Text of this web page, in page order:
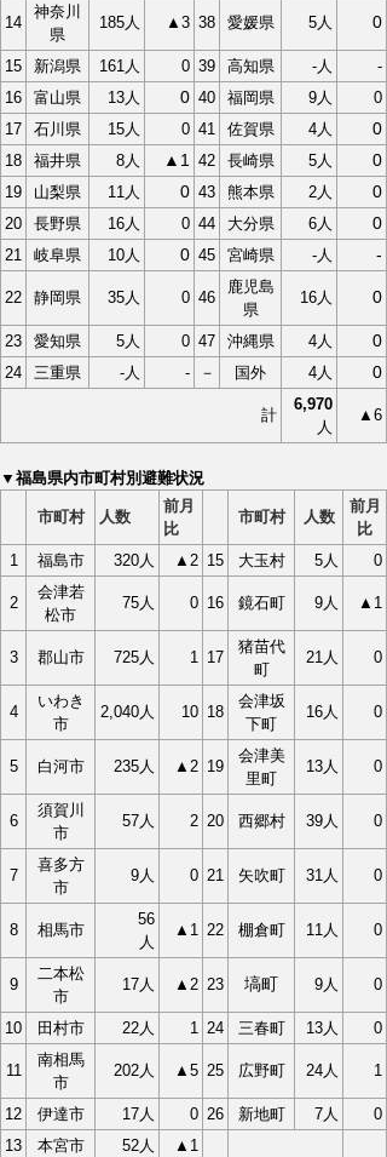
14
神奈川
県
185人 ▲3 38 愛媛県 5人 0
15 新潟県 161人 0 39 高知県 -人
-
16
富山県 13人 0 40 福岡県 9人
0
17
石川県 15人 0 41 佐賀県 4人 0
18 福井県 8人 ▲1 42 長崎県 5人 0
19 山梨県 11人 0 43 熊本県 2人 0
20 長野県 16人 0 44 大分県 6人 0
21 岐阜県 10人 0 45 宮崎県 -人 -
22 静岡県 35人 0 46
鹿児島
県
16人 0
23 愛知県 5人 0 47 沖縄県 4人 0
24 三重県 -人 - － 国外 4人 0
計
6,970
人
▲6
▼福島県内市町村別避難状況
市町村 人数
前月
比
市町村 人数
前月
比
1
福島市 320人 ▲2 15 大玉村 5人 0
2
会津若
松市
75人 0 16 鏡石町 9人 ▲1
3 郡山市 725人 1 17
猪苗代
町
21人 0
4
いわき
市
2,040人 10 18
会津坂
下町
16人 0
5 白河市 235人 ▲2 19
会津美
里町
13人 0
6
須賀川
市
57人 2 20 西郷村 39人 0
7
喜多方
市
9人 0 21 矢吹町 31人 0
8 相馬市
56
人
▲1 22 棚倉町 11人 0
9
二本松
市
17人 ▲2 23 塙町 9人 0
10 田村市 22人 1 24 三春町 13人 0
11
南相馬
市
202人 ▲5 25 広野町 24人 1
12 伊達市 17人 0 26 新地町 7人
0
13
本宮市 52人
▲1